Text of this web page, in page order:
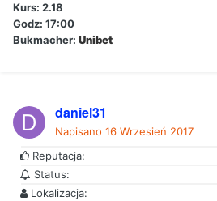
Kurs: 2.18
Godz: 17:00
Bukmacher: Unibet
daniel31
Napisano 16 Wrzesień 2017
Reputacja:
Status:
Lokalizacja: